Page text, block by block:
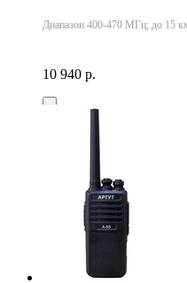
Диапазон 400-470 МГц; до 15
10 940 р.